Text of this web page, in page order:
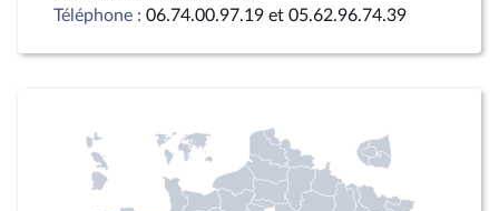
Téléphone : 06.74.00.97.19 et 05.62.96.74.39